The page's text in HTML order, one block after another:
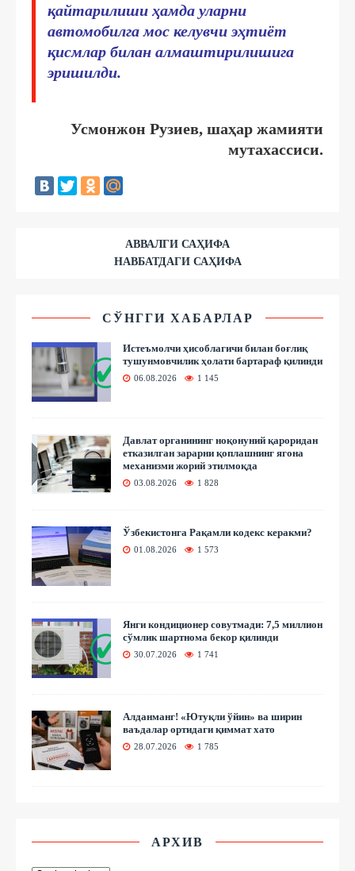
қайтарилиши ҳамда уларни
автомобилга мос келувчи эҳтиёт
қисмлар билан алмаштирилишига
эришилди.
Усмонжон Рузиев, шаҳар жамияти
мутахассиси.
АВВАЛГИ САҲИФА
НАВБАТДАГИ САҲИФА
СЎНГГИ ХАБАРЛАР
Истеъмолчи ҳисоблагичи билан боғлиқ
тушунмовчилик ҳолати бартараф қилинди
06.08.2026 1 145
Давлат органининг ноқонуний қароридан
етказилган зарарни қоплашнинг ягона
механизми жорий этилмоқда
03.08.2026 1 828
Ўзбекистонга Рақамли кодекс керакми?
01.08.2026 1 573
Янги кондиционер совутмади: 7,5 миллион
сўмлик шартнома бекор қилинди
30.07.2026 1 741
Алданманг! «Ютуқли ўйин» ва ширин
ваъдалар ортидаги қиммат хато
28.07.2026 1 785
АРХИВ